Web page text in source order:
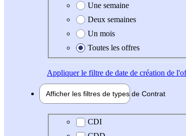
Une semaine
Deux semaines
Un mois
Toutes les offres
Appliquerle filtre de date de création de
Afficher les filtres de types de Contrat
Type de contrat
CDI